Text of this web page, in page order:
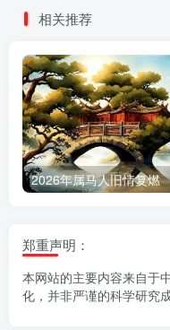
相关推荐
2026年属马人旧情复燃
郑重声明：
本网站的主要内容来自于
化，并非严谨的科学研究成